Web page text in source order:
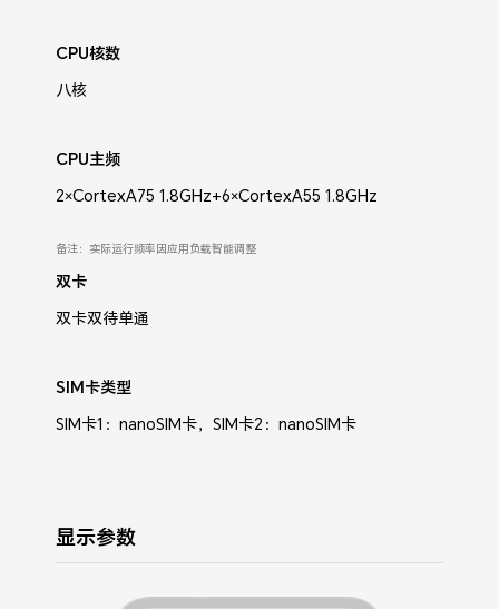
CPU核数
八核
CPU主频
2×CortexA75 1.8GHz+6×CortexA55 1.8GHz
备注：实际运行频率因应用负载智能调整
双卡
双卡双待单通
SIM卡类型
SIM卡1：nanoSIM卡，SIM卡2：nanoSIM卡
显示参数